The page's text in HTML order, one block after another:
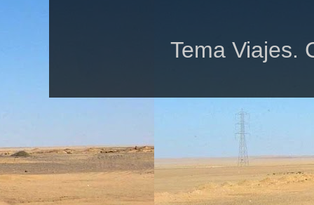
Tema Viajes.